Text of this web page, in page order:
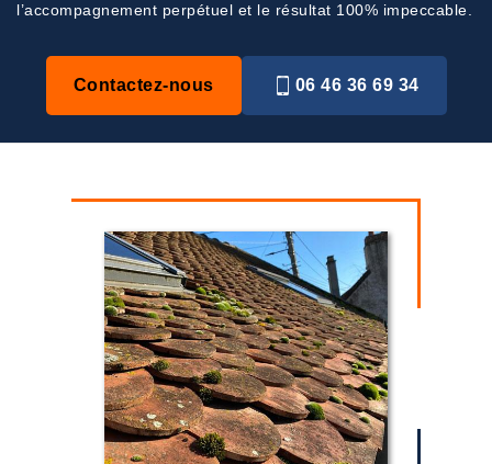
l’accompagnement perpétuel et le résultat 100% impeccable.
Contactez-nous 06 46 36 69 34